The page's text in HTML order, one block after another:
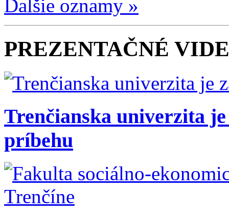
Ďalšie oznamy »
PREZENTAČNÉ
Trenčianska univerzita
príbehu